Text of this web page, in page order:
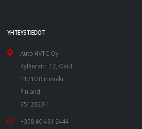
YHTEYSTIEDOT
Auto HVTC Oy
Kylänraitti 12, Ovi 4
11710 Riihimäki
Finland
3512823-1
+358 40 481 2444